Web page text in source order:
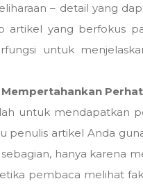
– detail yang
artikel yang berfokus
untuk
untuk mendapatkan
penulis artikel Anda
hanya karena
pembaca melihat